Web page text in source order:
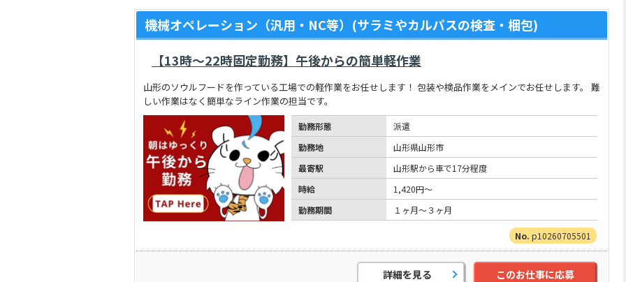
機械オペレーション（汎用・NC等）(サラミやカルパスの検査・梱包)
【13時～22時固定勤務】午後からの簡単軽作業
山形のソウルフードを作っている工場での軽作業をお任せします！ 包装や検品作業をメインでお任せします。 難
しい作業はなく簡単なライン作業の担当です。
勤務形態
派遣
勤務地
山形県山形市
最寄駅
山形駅から車で17分程度
時給
1,420円～
勤務期間
１ヶ月～３ヶ月
p10260705501
詳細を見る このお仕事に応募